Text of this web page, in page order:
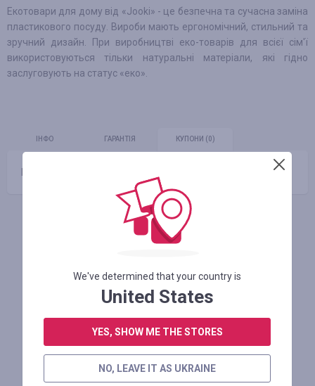
Екотовари для дому від «Jooki» - це безпечна та сучасна заміна
пластикового посуду. Вироби мають ергономічний, стильний та
зручний дизайн. При виробництві еко-товарів для всієї сім'ї
використовуються тільки натуральні матеріали, які гідно
заслуговують на статус «еко».
ІНФО ГАРАНТІЯ КУПОНИ (0)
Схожі магазини
AliExpress
We've determined that your country is
United States
YES, SHOW ME THE STORES
NO, LEAVE IT AS UKRAINE